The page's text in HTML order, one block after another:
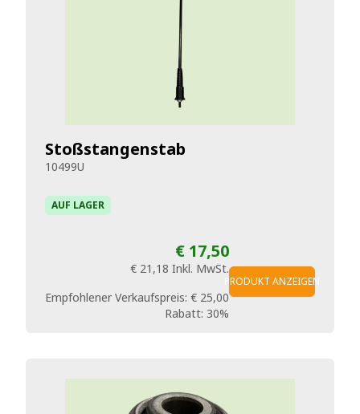
Stoßstangenstab
10499U
AUF LAGER
€ 17,50
€ 21,18 Inkl. MwSt.
Empfohlener Verkaufspreis: € 25,00
Rabatt: 30%
PRODUKT ANZEIGEN